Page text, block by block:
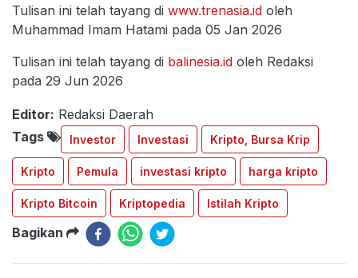
Tulisan ini telah tayang di www.trenasia.id oleh
Muhammad Imam Hatami pada 05 Jan 2026
Tulisan ini telah tayang di balinesia.id oleh Redaksi
pada 29 Jun 2026
Editor: Redaksi Daerah
Tags
Investor Investasi Kripto, Bursa Krip
Kripto Pemula investasi kripto harga kripto
Kripto Bitcoin Kriptopedia Istilah Kripto
Bagikan